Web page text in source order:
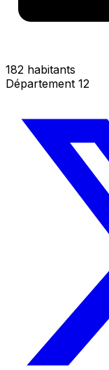
182 habitants
Département 12